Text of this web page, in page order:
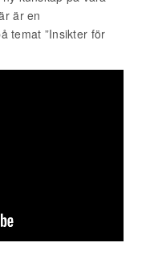
är en
temat ”Insikter för